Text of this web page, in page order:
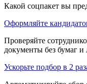
Какой соцпакет вы
Оформляйте
Проверяйте
документы без бумаг
Ускорьте подбор в 2